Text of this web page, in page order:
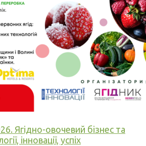
Ягідно-овочевий бізнес та
інновації, успіх